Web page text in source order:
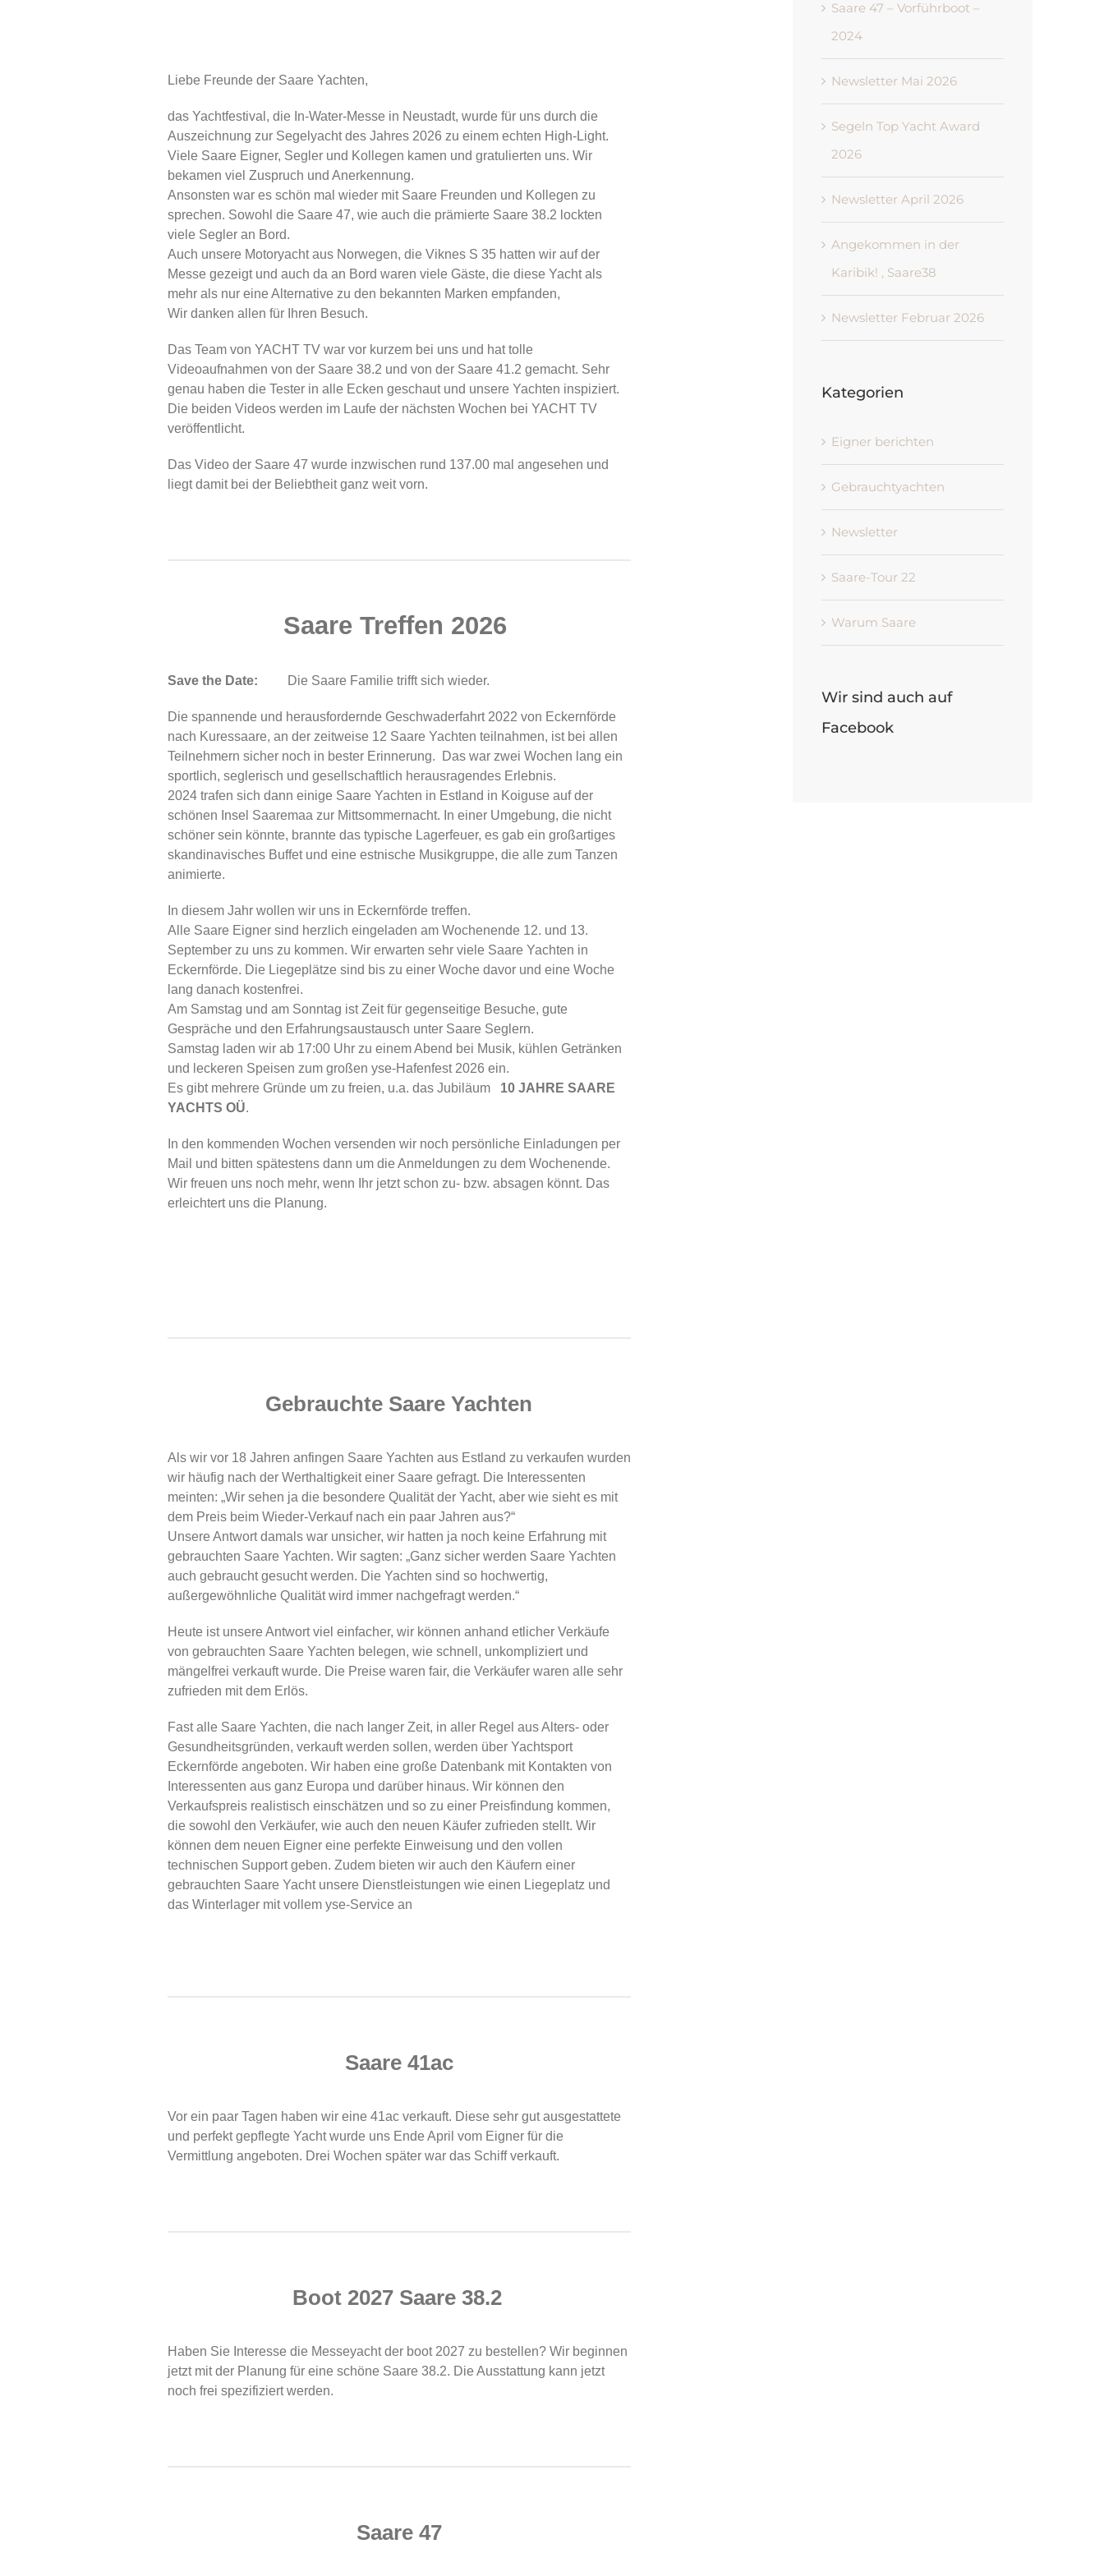
Liebe Freunde der Saare Yachten,
das Yachtfestival, die In-Water-Messe in Neustadt, wurde für uns durch die
Auszeichnung zur Segelyacht des Jahres 2026 zu einem echten High-Light.
Viele Saare Eigner, Segler und Kollegen kamen und gratulierten uns. Wir
bekamen viel Zuspruch und Anerkennung.
Ansonsten war es schön mal wieder mit Saare Freunden und Kollegen zu
sprechen. Sowohl die Saare 47, wie auch die prämierte Saare 38.2 lockten
viele Segler an Bord.
Auch unsere Motoryacht aus Norwegen, die Viknes S 35 hatten wir auf der
Messe gezeigt und auch da an Bord waren viele Gäste, die diese Yacht als
mehr als nur eine Alternative zu den bekannten Marken empfanden,
Wir danken allen für Ihren Besuch.
Das Team von YACHT TV war vor kurzem bei uns und hat tolle
Videoaufnahmen von der Saare 38.2 und von der Saare 41.2 gemacht. Sehr
genau haben die Tester in alle Ecken geschaut und unsere Yachten inspiziert.
Die beiden Videos werden im Laufe der nächsten Wochen bei YACHT TV
veröffentlicht.
Das Video der Saare 47 wurde inzwischen rund 137.00 mal angesehen und
liegt damit bei der Beliebtheit ganz weit vorn.
Saare Treffen 2026
Save the Date: Die Saare Familie trifft sich wieder.
Die spannende und herausfordernde Geschwaderfahrt 2022 von Eckernförde
nach Kuressaare, an der zeitweise 12 Saare Yachten teilnahmen, ist bei allen
Teilnehmern sicher noch in bester Erinnerung. Das war zwei Wochen lang ein
sportlich, seglerisch und gesellschaftlich herausragendes Erlebnis.
2024 trafen sich dann einige Saare Yachten in Estland in Koiguse auf der
schönen Insel Saaremaa zur Mittsommernacht. In einer Umgebung, die nicht
schöner sein könnte, brannte das typische Lagerfeuer, es gab ein großartiges
skandinavisches Buffet und eine estnische Musikgruppe, die alle zum Tanzen
animierte.
In diesem Jahr wollen wir uns in Eckernförde treffen.
Alle Saare Eigner sind herzlich eingeladen am Wochenende 12. und 13.
September zu uns zu kommen. Wir erwarten sehr viele Saare Yachten in
Eckernförde. Die Liegeplätze sind bis zu einer Woche davor und eine Woche
lang danach kostenfrei.
Am Samstag und am Sonntag ist Zeit für gegenseitige Besuche, gute
Gespräche und den Erfahrungsaustausch unter Saare Seglern.
Samstag laden wir ab 17:00 Uhr zu einem Abend bei Musik, kühlen Getränken
und leckeren Speisen zum großen yse-Hafenfest 2026 ein.
Es gibt mehrere Gründe um zu freien, u.a. das Jubiläum 10 JAHRE SAARE
YACHTS OÜ.
In den kommenden Wochen versenden wir noch persönliche Einladungen per
Mail und bitten spätestens dann um die Anmeldungen zu dem Wochenende.
Wir freuen uns noch mehr, wenn Ihr jetzt schon zu- bzw. absagen könnt. Das
erleichtert uns die Planung.
Gebrauchte Saare Yachten
Als wir vor 18 Jahren anfingen Saare Yachten aus Estland zu verkaufen wurden
wir häufig nach der Werthaltigkeit einer Saare gefragt. Die Interessenten
meinten: „Wir sehen ja die besondere Qualität der Yacht, aber wie sieht es mit
dem Preis beim Wieder-Verkauf nach ein paar Jahren aus?“
Unsere Antwort damals war unsicher, wir hatten ja noch keine Erfahrung mit
gebrauchten Saare Yachten. Wir sagten: „Ganz sicher werden Saare Yachten
auch gebraucht gesucht werden. Die Yachten sind so hochwertig,
außergewöhnliche Qualität wird immer nachgefragt werden.“
Heute ist unsere Antwort viel einfacher, wir können anhand etlicher Verkäufe
von gebrauchten Saare Yachten belegen, wie schnell, unkompliziert und
mängelfrei verkauft wurde. Die Preise waren fair, die Verkäufer waren alle sehr
zufrieden mit dem Erlös.
Fast alle Saare Yachten, die nach langer Zeit, in aller Regel aus Alters- oder
Gesundheitsgründen, verkauft werden sollen, werden über Yachtsport
Eckernförde angeboten. Wir haben eine große Datenbank mit Kontakten von
Interessenten aus ganz Europa und darüber hinaus. Wir können den
Verkaufspreis realistisch einschätzen und so zu einer Preisfindung kommen,
die sowohl den Verkäufer, wie auch den neuen Käufer zufrieden stellt. Wir
können dem neuen Eigner eine perfekte Einweisung und den vollen
technischen Support geben. Zudem bieten wir auch den Käufern einer
gebrauchten Saare Yacht unsere Dienstleistungen wie einen Liegeplatz und
das Winterlager mit vollem yse-Service an
Saare 41ac
Vor ein paar Tagen haben wir eine 41ac verkauft. Diese sehr gut ausgestattete
und perfekt gepflegte Yacht wurde uns Ende April vom Eigner für die
Vermittlung angeboten. Drei Wochen später war das Schiff verkauft.
Boot 2027 Saare 38.2
Haben Sie Interesse die Messeyacht der boot 2027 zu bestellen? Wir beginnen
jetzt mit der Planung für eine schöne Saare 38.2. Die Ausstattung kann jetzt
noch frei spezifiziert werden.
Saare 47
Saare 47 – Vorführboot –
2024
Newsletter Mai 2026
Segeln Top Yacht Award
2026
Newsletter April 2026
Angekommen in der
Karibik! , Saare38
Newsletter Februar 2026
Kategorien
Eigner berichten
Gebrauchtyachten
Newsletter
Saare-Tour 22
Warum Saare
Wir sind auch auf
Facebook